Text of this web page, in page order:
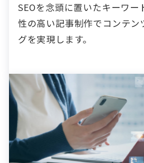
SEOを念頭に置いたキーワー
性の高い記事制作でコンテン
グを実現します。